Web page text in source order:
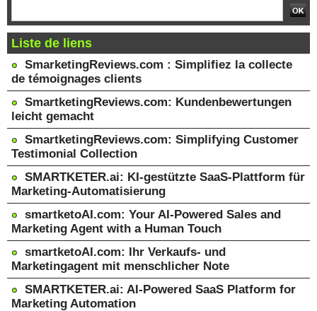
Liste de liens
SmarketingReviews.com : Simplifiez la collecte
de témoignages clients
SmartketingReviews.com: Kundenbewertungen
leicht gemacht
SmartketingReviews.com: Simplifying Customer
Testimonial Collection
SMARTKETER.ai: KI-gestützte SaaS-Plattform für
Marketing-Automatisierung
smartketoAI.com: Your AI-Powered Sales and
Marketing Agent with a Human Touch
smartketoAI.com: Ihr Verkaufs- und
Marketingagent mit menschlicher Note
SMARTKETER.ai: AI-Powered SaaS Platform for
Marketing Automation